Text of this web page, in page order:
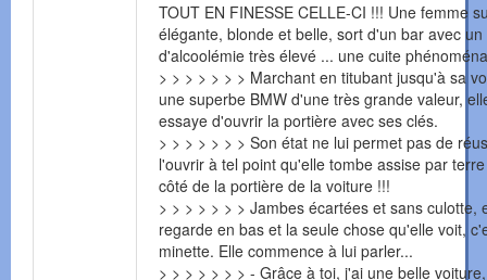
TOUT EN FINESSE CELLE-CI !!! Une femme
élégante, blonde et belle, sort d'un bar avec
d'alcoolémie très élevé ... une cuite
> > > > > > > Marchant en titubant jusqu'à sa
une superbe BMW d'une très grande valeur,
essaye d'ouvrir la portière avec ses clés.
> > > > > > > Son état ne lui permet pas de
l'ouvrir à tel point qu'elle tombe assise par
côté de la portière de la voiture !!!
> > > > > > > Jambes écartées et sans culotte,
regarde en bas et la seule chose qu'elle voit,
minette. Elle commence à lui parler...
> > > > > > > - Grâce à toi, j'ai une belle